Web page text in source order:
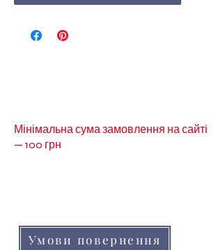
Мінімальна сума замовлення на сайті
— 100 грн
Умови повернення